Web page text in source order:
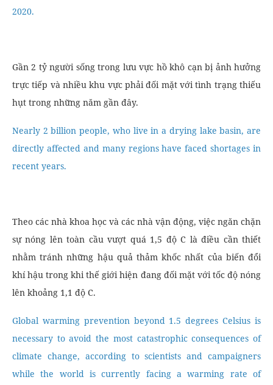
2020.
Gần 2 tỷ người sống trong lưu vực hồ khô cạn bị ảnh hưởng
trực tiếp và nhiều khu vực phải đối mặt với tình trạng thiếu
hụt trong những năm gần đây.
Nearly 2 billion people, who live in a drying lake basin, are
directly affected and many regions have faced shortages in
recent years.
Theo các nhà khoa học và các nhà vận động, việc ngăn chặn
sự nóng lên toàn cầu vượt quá 1,5 độ C là điều cần thiết
nhằm tránh những hậu quả thảm khốc nhất của biến đổi
khí hậu trong khi thế giới hiện đang đối mặt với tốc độ nóng
lên khoảng 1,1 độ C.
Global warming prevention beyond 1.5 degrees Celsius is
necessary to avoid the most catastrophic consequences of
climate change, according to scientists and campaigners
while the world is currently facing a warming rate of